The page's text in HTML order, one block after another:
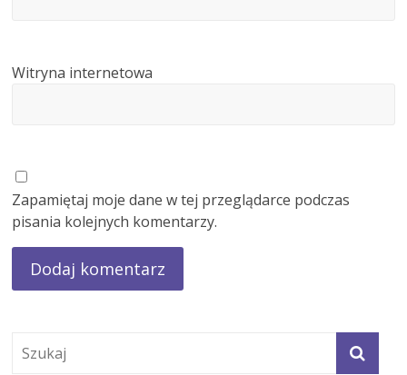
Witryna internetowa
Zapamiętaj moje dane w tej przeglądarce podczas
pisania kolejnych komentarzy.